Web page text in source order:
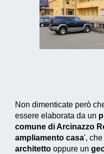
Non dimenticate però
essere elaborata da un
comune di Arcinazzo
ampliamento casa',
architetto oppure un